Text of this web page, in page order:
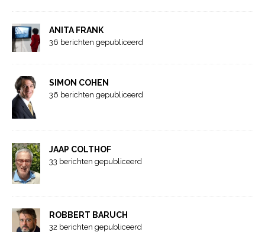
ANITA FRANK
36 berichten gepubliceerd
SIMON COHEN
36 berichten gepubliceerd
JAAP COLTHOF
33 berichten gepubliceerd
ROBBERT BARUCH
32 berichten gepubliceerd